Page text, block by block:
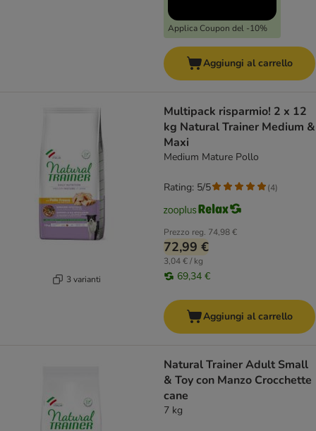
Applica Coupon del -10%
Aggiungi al carrello
3 varianti
Multipack risparmio! 2 x 12
kg Natural Trainer Medium &
Maxi
Medium Mature Pollo
Prezzo reg. 74,98 €
72,99 €
3,04 € / kg
69,34 €
Rating: 5/5 (4)
Aggiungi al carrello
Natural Trainer Adult Small
& Toy con Manzo Crocchette
cane
7 kg